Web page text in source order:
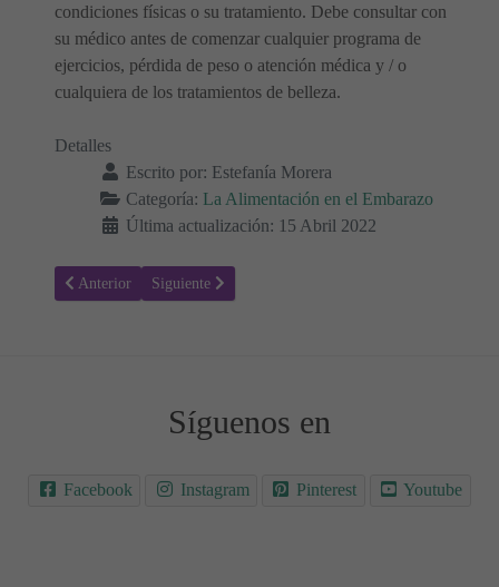
condiciones físicas o su tratamiento. Debe consultar con
su médico antes de comenzar cualquier programa de
ejercicios, pérdida de peso o atención médica y / o
cualquiera de los tratamientos de belleza.
Detalles
Escrito por: Estefanía Morera
Categoría: La Alimentación en el Embarazo
Última actualización: 15 Abril 2022
Artículo anterior: Guisantes durante el embarazo: ¿Son seguros?
Anterior Artículo siguiente: Endibias durante el embarazo: ¿Son
Siguiente
Síguenos en
Facebook Instagram Pinterest Youtube